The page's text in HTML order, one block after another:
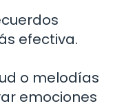
efectiva.
o melodías
emociones